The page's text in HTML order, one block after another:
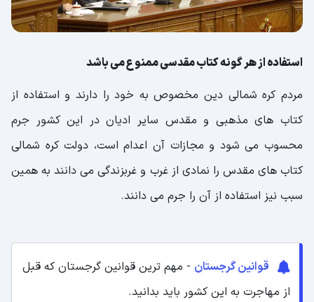
استفاده از هر گونه کتاب مقدسی ممنوع می باشد
مردم کره شمالی دین مخصوص به خود را دارند و استفاده از
کتاب های مذهبی و مقدس سایر ادیان در این کشور جرم
محسوب می شود و مجازات آن اعدام است، دولت کره شمالی
کتاب های مقدس را نمادی از غرب و غربزندگی می دانند به همین
سبب نیز استفاده از آن را جرم می دانند.
قوانین گرجستان - مهم ترین قوانین گرجستان که قبل
از مهاجرت به این کشور باید بدانید.